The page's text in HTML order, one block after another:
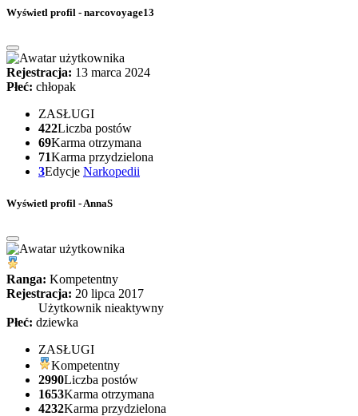
Wyświetl profil - narcovoyage13
Rejestracja: 13 marca 2024
Płeć: chłopak
ZASŁUGI
422Liczba postów
69Karma otrzymana
71Karma przydzielona
3Edycje Narkopedii
Wyświetl profil - AnnaS
Ranga: Kompetentny
Rejestracja: 20 lipca 2017
Użytkownik nieaktywny
Płeć: dziewka
ZASŁUGI
Kompetentny
2990Liczba postów
1653Karma otrzymana
4232Karma przydzielona